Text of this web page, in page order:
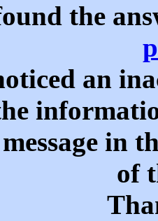
the
an
in
of